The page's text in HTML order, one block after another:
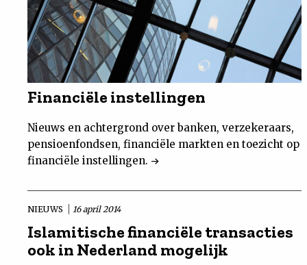
Financiële instellingen
Nieuws en achtergrond over banken, verzekeraars,
pensioenfondsen, financiële markten en toezicht op
financiële instellingen.
NIEUWS 16 april 2014
Islamitische financiële transacties
ook in Nederland mogelijk